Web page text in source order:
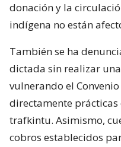
donación y la
indígena no están
También se ha
dictada sin realizar
vulnerando el
directamente
trafkintu. Asimismo,
cobros establecidos